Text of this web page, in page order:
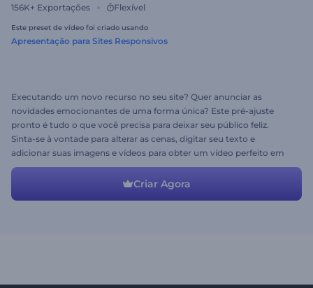
156K+ Exportações Flexível
Este preset de vídeo foi criado usando
Apresentação para Sites Responsivos
Executando um novo recurso no seu site? Quer anunciar as
novidades emocionantes de uma forma única? Este pré-ajuste
pronto é tudo o que você precisa para deixar seu público feliz.
Sinta-se à vontade para alterar as cenas, digitar seu texto e
adicionar suas imagens e vídeos para obter um vídeo perfeito em
alguns minutos. Experimente agora mesmo e anuncie as boas
Criar Agora